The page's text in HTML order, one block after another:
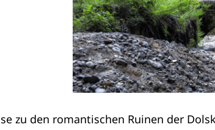
zu den romantischen Ruinen der